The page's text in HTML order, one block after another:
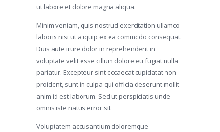
ut labore et dolore magna aliqua.
Minim veniam, quis nostrud exercitation ullamco
laboris nisi ut aliquip ex ea commodo consequat.
Duis aute irure dolor in reprehenderit in
voluptate velit esse cillum dolore eu fugiat nulla
pariatur. Excepteur sint occaecat cupidatat non
proident, sunt in culpa qui officia deserunt mollit
anim id est laborum. Sed ut perspiciatis unde
omnis iste natus error sit.
Voluptatem accusantium doloremque